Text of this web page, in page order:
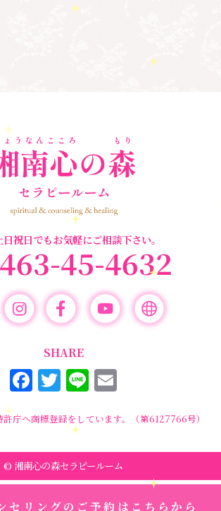
#湘南心の森セラピールーム
＃お母さん
ー
成講座 ＃マタニティーセラピー
ロック
日祝日でもお気軽にご相談下さい。
45-4632
SHARE
F
a
c
e
b
o
T
w
it
te
r
Li
n
e ai
l
セリングのご予約はこちらから
許庁へ商標登録をしています。（第6127766号）
© 湘南心の森セラピールーム